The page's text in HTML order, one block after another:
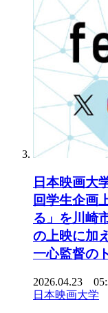
日本映画大
回学生企画
る」を川崎
の上映に加
一心監督の
2026.04.23
日本映画大学